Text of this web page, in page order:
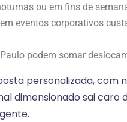
ou em fins de
eventos corporativos
podem somar
personalizada, com
dimensionado sai caro